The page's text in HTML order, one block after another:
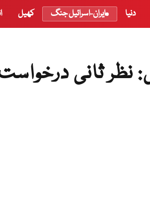
دنیا ایران-اسرائیل جنگ کھیل
نظر ثانی